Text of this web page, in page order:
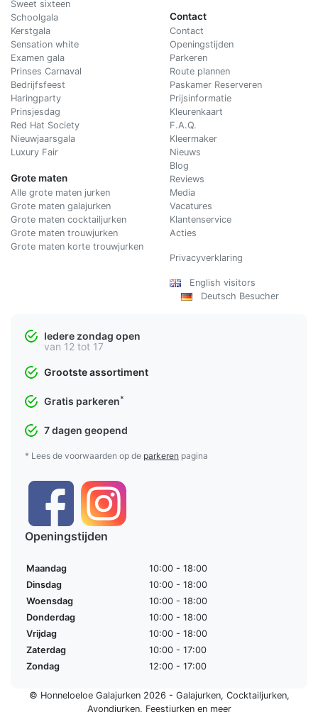
Sweet sixteen
Schoolgala
Kerstgala
Sensation white
Examen gala
Prinses Carnaval
Bedrijfsfeest
Haringparty
Prinsjesdag
Red Hat Society
Nieuwjaarsgala
Luxury Fair
Grote maten
Alle grote maten jurken
Grote maten galajurken
Grote maten cocktailjurken
Grote maten trouwjurken
Grote maten korte trouwjurken
Contact
Contact
Openingstijden
Parkeren
Route plannen
Paskamer Reserveren
Prijsinformatie
Kleurenkaart
F.A.Q.
Kleermaker
Nieuws
Blog
Reviews
Media
Vacatures
Klantenservice
Acties
Privacyverklaring
English visitors
Deutsch Besucher
Iedere zondag open
van 12 tot 17
Grootste assortiment
Gratis parkeren*
7 dagen geopend
* Lees de voorwaarden op de parkeren pagina
Openingstijden
Maandag
10:00 - 18:00
Dinsdag
10:00 - 18:00
Woensdag
10:00 - 18:00
Donderdag
10:00 - 18:00
Vrijdag
10:00 - 18:00
Zaterdag
10:00 - 17:00
Zondag
12:00 - 17:00
© Honneloeloe Galajurken 2026 - Galajurken, Cocktailjurken,
Avondjurken, Feestjurkenen meer